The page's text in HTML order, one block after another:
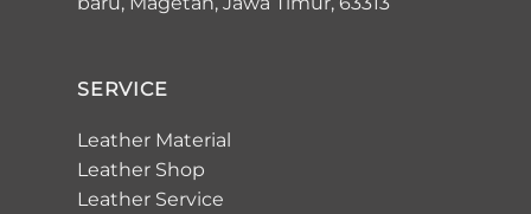
SERVICE
Leather Material
Leather Shop
Leather Service